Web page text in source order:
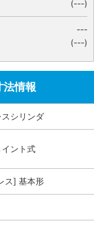
(---)
---
(---)
情報
スシリンダ
イント式
ス] 基本形